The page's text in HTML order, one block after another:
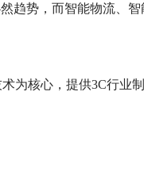
趋势，而智能物流、
核心，提供3C行业制